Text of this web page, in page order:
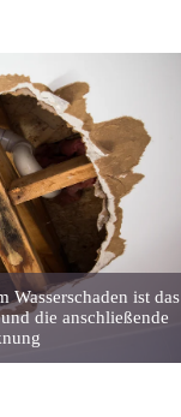
Wasserschaden ist das
die anschließende